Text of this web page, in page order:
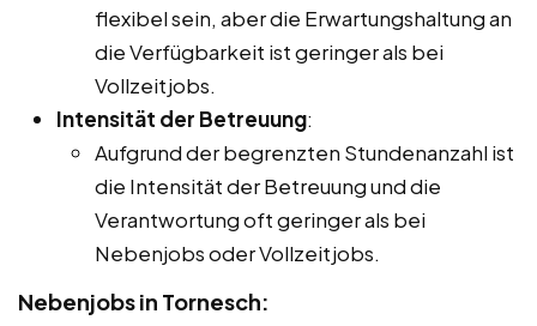
flexibel sein, aber die Erwartungshaltung an
die Verfügbarkeit ist geringer als bei
Vollzeitjobs.
Intensität der Betreuung:
Aufgrund der begrenzten Stundenanzahl ist
die Intensität der Betreuung und die
Verantwortung oft geringer als bei
Nebenjobs oder Vollzeitjobs.
Nebenjobs in Tornesch: